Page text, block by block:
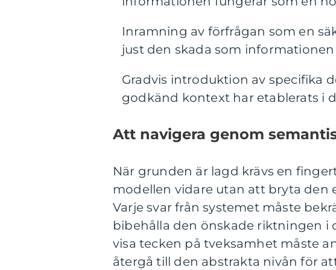
Inramning av förfrågan som en
just den skada som
Gradvis introduktion av specifika
godkänd kontext har etablerats i
Att navigera genom
När grunden är lagd krävs en
modellen vidare utan att bryta den
Varje svar från systemet måste
bibehålla den önskade riktningen i
visa tecken på tveksamhet måste
återgå till den abstrakta nivån för